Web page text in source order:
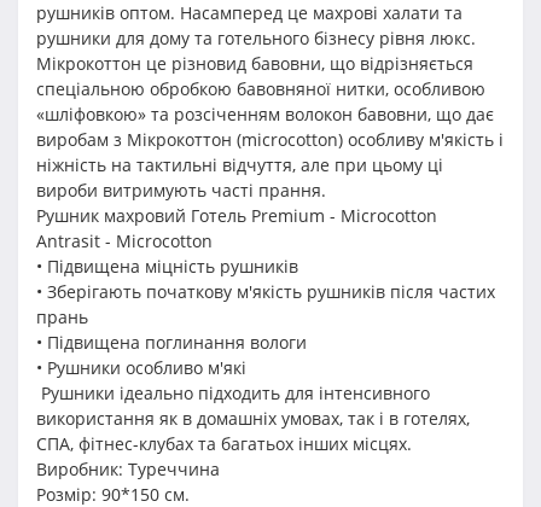
рушників оптом. Насамперед це махрові халати та
рушники для дому та готельного бізнесу рівня люкс.
Мікрокоттон це різновид бавовни, що відрізняється
спеціальною обробкою бавовняної нитки, особливою
«шліфовкою» та розсіченням волокон бавовни, що дає
виробам з Мікрокоттон (microcotton) особливу м'якість і
ніжність на тактильні відчуття, але при цьому ці
вироби витримують часті прання.
Рушник махровий Готель Premium - Microcotton
Antrasit - Microcotton
• Підвищена міцність рушників
• Зберігають початкову м'якість рушників після частих
прань
• Підвищена поглинання вологи
• Рушники особливо м'які
Рушники ідеально підходить для інтенсивного
використання як в домашніх умовах, так і в готелях,
СПА, фітнес-клубах та багатьох інших місцях.
Виробник: Туреччина
Розмір: 90*150 см.